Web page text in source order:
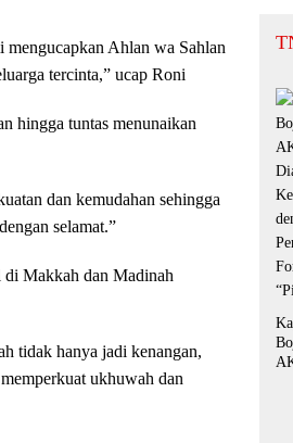
mengucapkan Ahlan wa Sahlan
tercinta,” ucap Roni
hingga tuntas menunaikan
dan kemudahan sehingga
selamat.”
di Makkah dan Madinah
tidak hanya jadi kenangan,
ukhuwah dan